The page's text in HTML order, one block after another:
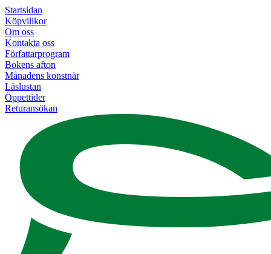
Startsidan
Köpvillkor
Om oss
Kontakta oss
Författarprogram
Bokens afton
Månadens konstnär
Läslustan
Öppettider
Returansökan